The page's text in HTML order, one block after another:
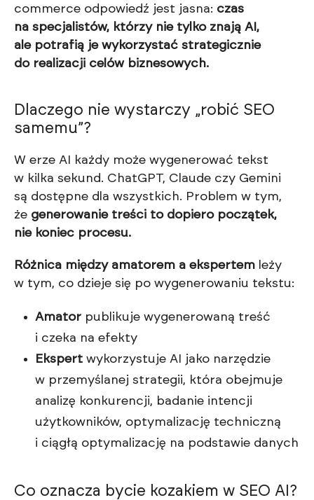
commerce odpowiedź jest jasna: czas
na specjalistów, którzy nie tylko znają AI,
ale potrafią je wykorzystać strategicznie
do realizacji celów biznesowych.
Dlaczego nie wystarczy „robić SEO
samemu”?
W erze AI każdy może wygenerować tekst
w kilka sekund. ChatGPT, Claude czy Gemini
są dostępne dla wszystkich. Problem w tym,
że generowanie treści to dopiero początek,
nie koniec procesu.
Różnica między amatorem a ekspertem leży
w tym, co dzieje się po wygenerowaniu tekstu:
Amator publikuje wygenerowaną treść
i czeka na efekty
Ekspert wykorzystuje AI jako narzędzie
w przemyślanej strategii, która obejmuje
analizę konkurencji, badanie intencji
użytkowników, optymalizację techniczną
i ciągłą optymalizację na podstawie danych
Co oznacza bycie kozakiem w SEO AI?